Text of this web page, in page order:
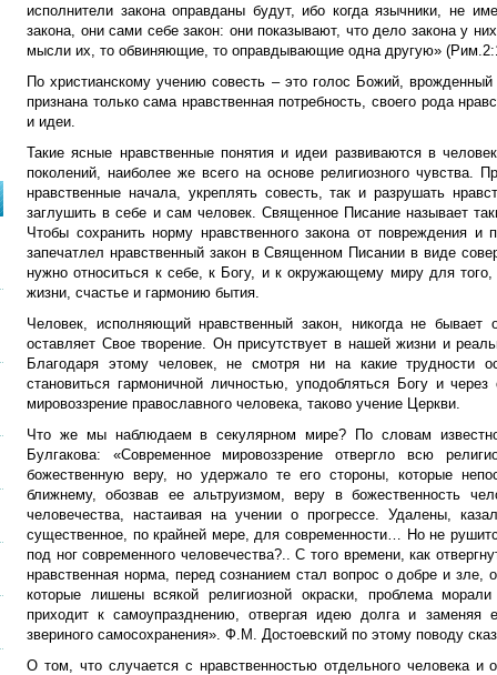
исполнители закона оправданы будут, ибо когда язычники, не
закона, они сами себе закон: они показывают, что дело закона у
мысли их, то обвиняющие, то оправдывающие одна другую»
По христианскому учению совесть – это голос Божий,
признана только сама нравственная потребность, своего рода
и идеи.
Такие ясные нравственные понятия и идеи развиваются в
поколений, наиболее же всего на основе религиозного чувства.
нравственные начала, укреплять совесть, так и разрушать
заглушить в себе и сам человек. Священное Писание называет
Чтобы сохранить норму нравственного закона от повреждения
запечатлел нравственный закон в Священном Писании в виде
нужно относиться к себе, к Богу, и к окружающему миру для того,
жизни, счастье и гармонию бытия.
Человек, исполняющий нравственный закон, никогда не
оставляет Свое творение. Он присутствует в нашей жизни и
Благодаря этому человек, не смотря ни на какие трудности
становиться гармоничной личностью, уподобляться Богу и
мировоззрение православного человека, таково учение Церкви.
Что же мы наблюдаем в секулярном мире? По словам
Булгакова: «Современное мировоззрение отвергло всю
божественную веру, но удержало те его стороны, которые
ближнему, обозвав ее альтруизмом, веру в божественность
человечества, настаивая на учении о прогрессе. Удалены,
существенное, по крайней мере, для современности… Но не
под ног современного человечества?.. С того времени, как
нравственная норма, перед сознанием стал вопрос о добре и
которые лишены всякой религиозной окраски, проблема
приходит к самоупразднению, отвергая идею долга и заменяя
звериного самосохранения». Ф.М. Достоевский по этому поводу
О том, что случается с нравственностью отдельного человека